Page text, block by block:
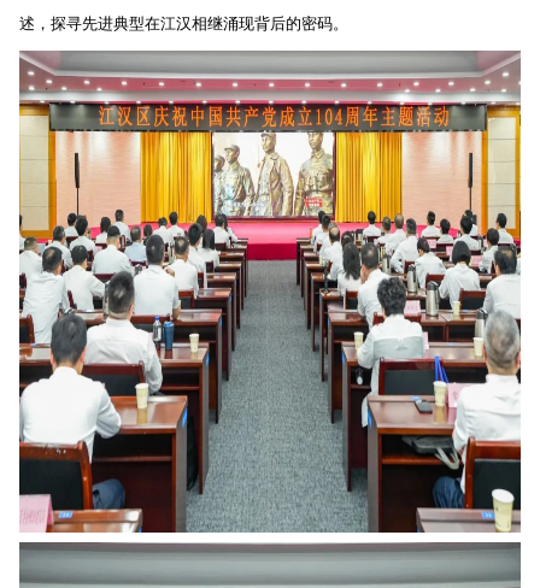
述，探寻先进典型在江汉相继涌现背后的密码。